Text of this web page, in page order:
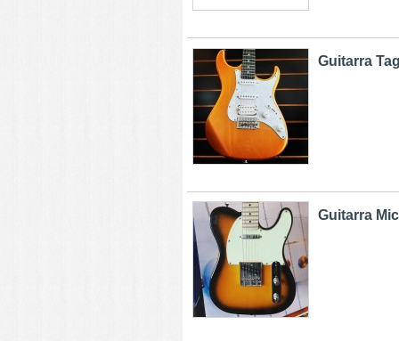
Guitarra
Guitarra